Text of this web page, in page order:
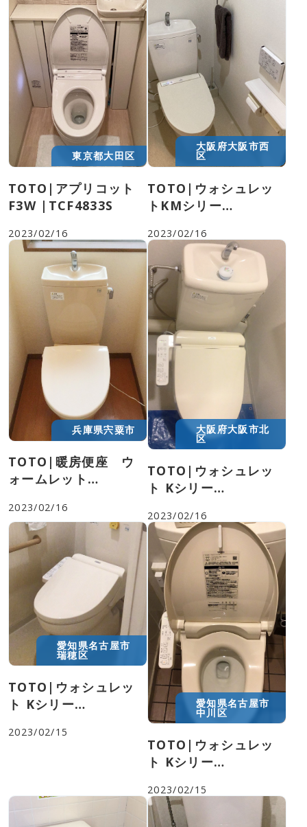
東京都大田区
TOTO|アプリコット
F3W |TCF4833S
2023/02/16
大阪府大阪市西
区
TOTO|ウォシュレッ
トKMシリー
2023/02/16
兵庫県宍粟市
TOTO|暖房便座 ウ
ォームレット
2023/02/16
大阪府大阪市北
区
TOTO|ウォシュレッ
ト Kシリー
2023/02/16
愛知県名古屋市
瑞穂区
TOTO|ウォシュレッ
ト Kシリー
2023/02/15
愛知県名古屋市
中川区
TOTO|ウォシュレッ
ト Kシリー
2023/02/15
現在お使いの商品「AAA123」で検索
検索結果：AAA123 , AAA124 , AAA125
表示された商品は、交換可能な商品です。
品番の確認方法
※取扱説明書をお持ちであれば、そちらから確認する
ことも可能です。
トイレ
便器左側の下あたりに記載されていま
す。
温水洗浄便座
便座の蓋の裏側に記載されています。
蛇口
給湯器
本体もしくはシールに、品番・ガスの種
類が記載されています。